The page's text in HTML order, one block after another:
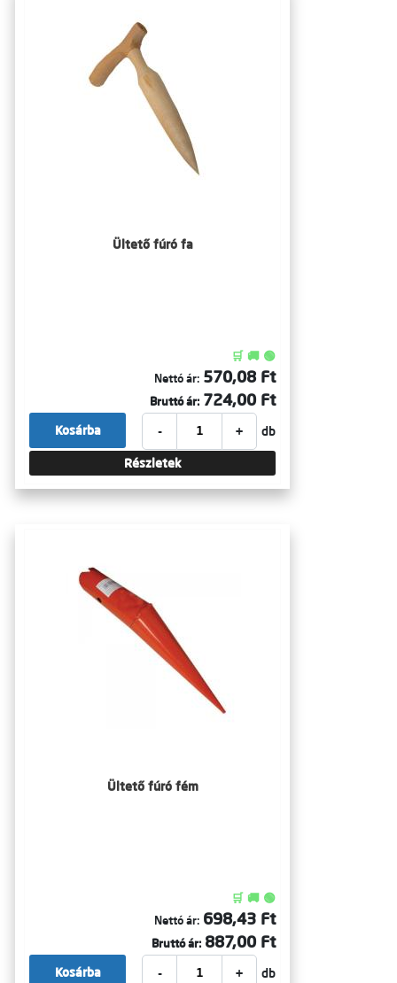
Ültető fúró fa
🛒 🚚 🟢
Nettó ár: 570,08 Ft
Bruttó ár: 724,00 Ft
- + db
Kosárba
Részletek
Ültető fúró fém
🛒 🚚 🟢
Nettó ár: 698,43 Ft
Bruttó ár: 887,00 Ft
- + db
Kosárba